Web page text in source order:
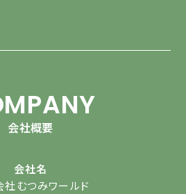
会社概要
会社名
社むつみワールド